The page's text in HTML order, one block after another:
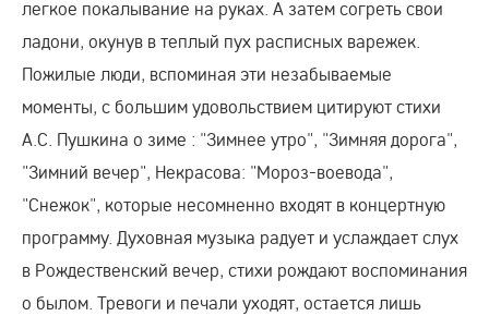
легкое покалывание на руках. А затем согреть свои
ладони, окунув в теплый пух расписных варежек.
Пожилые люди, вспоминая эти незабываемые
моменты, с большим удовольствием цитируют стихи
А.С. Пушкина о зиме : "Зимнее утро", "Зимняя дорога",
"Зимний вечер", Некрасова: "Мороз-воевода",
"Снежок", которые несомненно входят в концертную
программу. Духовная музыка радует и услаждает слух
в Рождественский вечер, стихи рождают воспоминания
о былом. Тревоги и печали уходят, остается лишь